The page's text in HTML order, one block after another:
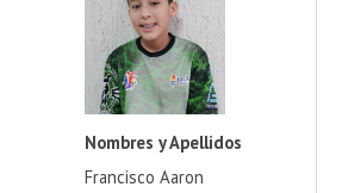
Nombres y Apellidos
Francisco Aaron